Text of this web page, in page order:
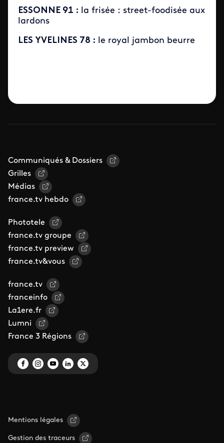
ESSONNE 91 : la frisée : street-foodisée aux
lardons
LES YVELINES 78 : le royal jambon beurre
Communiqués & Dossiers
Grilles
Médias
france.tv hebdo
Phototele
france.tv groupe
france.tv preview
france.tv&vous
france.tv
franceinfo
La1ere.fr
Lumni
France 3 Régions
Mentions légales
Gestion des traceurs